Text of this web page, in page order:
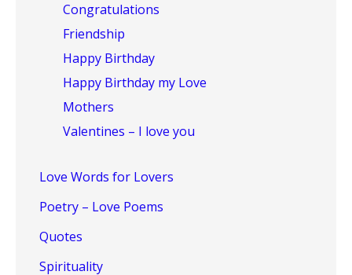
Congratulations
Friendship
Happy Birthday
Happy Birthday my Love
Mothers
Valentines – I love you
Love Words for Lovers
Poetry – Love Poems
Quotes
Spirituality